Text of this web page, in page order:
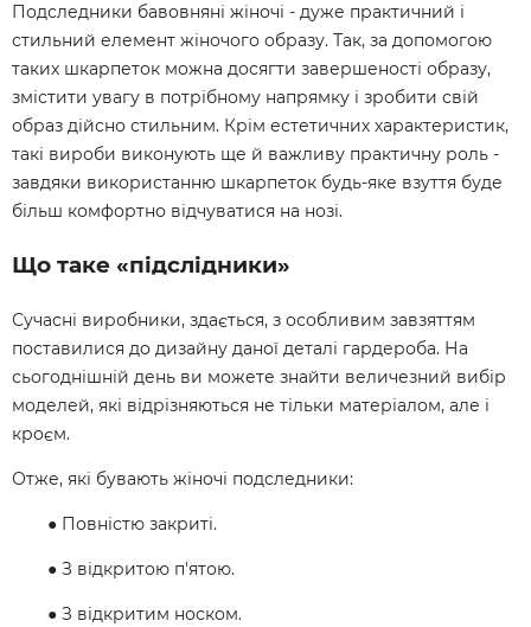
Подследники бавовняні жіночі - дуже практичний і
стильний елемент жіночого образу. Так, за допомогою
таких шкарпеток можна досягти завершеності образу,
змістити увагу в потрібному напрямку і зробити свій
образ дійсно стильним. Крім естетичних характеристик,
такі вироби виконують ще й важливу практичну роль -
завдяки використанню шкарпеток будь-яке взуття буде
більш комфортно відчуватися на нозі.
Що таке «підслідники»
Сучасні виробники, здається, з особливим завзяттям
поставилися до дизайну даної деталі гардероба. На
сьогоднішній день ви можете знайти величезний вибір
моделей, які відрізняються не тільки матеріалом, але і
кроєм.
Отже, які бувають жіночі подследники:
● Повністю закриті.
● З відкритою п'ятою.
● З відкритим носком.